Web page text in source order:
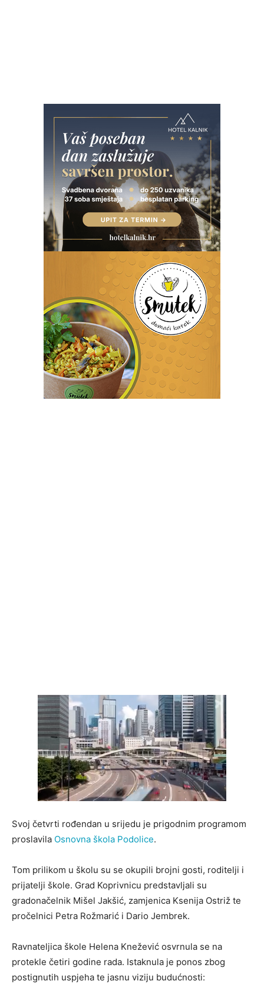
Svoj četvrti rođendan u srijedu je prigodnim programom
proslavila Osnovna škola Podolice.
Tom prilikom u školu su se okupili brojni gosti, roditelji i
prijatelji škole. Grad Koprivnicu predstavljali su
gradonačelnik Mišel Jakšić, zamjenica Ksenija Ostriž te
pročelnici Petra Rožmarić i Dario Jembrek.
Ravnateljica škole Helena Knežević osvrnula se na
protekle četiri godine rada. Istaknula je ponos zbog
postignutih uspjeha te jasnu viziju budućnosti: